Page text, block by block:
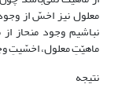
معلول نیز اخسّ از
نباشیم وجود منحاز
ماهیّتِ معلول، اخسّیتِ
نتیجه‌